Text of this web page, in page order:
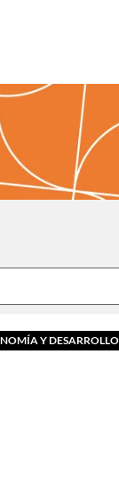
Y DESARROLLO